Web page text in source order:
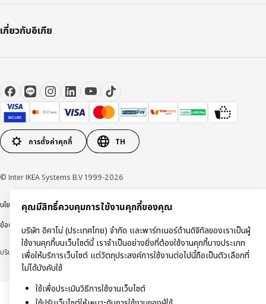
เกี่ยวกับอิเกีย
การตั้งค่าคุกกี้ TH
© Inter IKEA Systems B.V 1999-2026
นโยบายการคุ้มครองข้อมูลส่วนบุคคลนโยบายการใช้งานคุกกี้ข้อตกลงการใช้งาน
ข้อตกลงการซื้อสินค้า
บริษัท อิคาโน่ (ประเทศไทย) จำกัด (ทะเบียนเลขที่ 0105550011416)
คุณมีสิทธิ์ควบคุมการใช้งานคุกกี้ของคุณ
บริษัท อิคาโน่ (ประเทศไทย) จำกัด และพาร์ทเนอร์ด้านดิจิทัลของเราเป็นผู้
ใช้งานคุกกี้บนเว็บไซต์นี้ เราจำเป็นอย่างยิ่งที่ต้องใช้งานคุกกี้บางประเภท
เพื่อให้บริการเว็บไซต์ แต่วัตถุประสงค์การใช้งานต่อไปนี้ถือเป็นตัวเลือกที่
ไม่ได้บังคับใช้
ใช้เพื่อประเมินวิธีการใช้งานเว็บไซต์